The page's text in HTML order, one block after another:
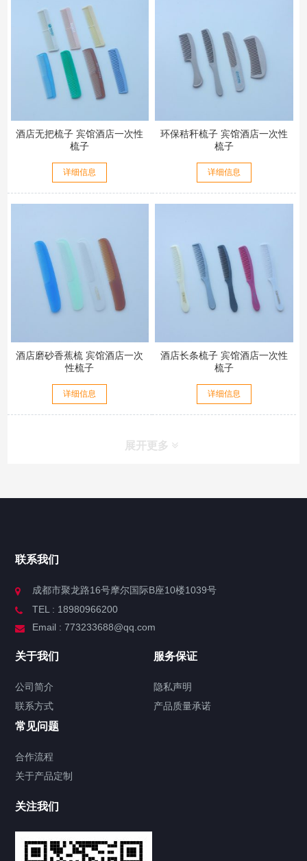
酒店无把梳子 宾馆酒店一次性
梳子
详细信息
环保秸秆梳子 宾馆酒店一次性
梳子
详细信息
酒店磨砂香蕉梳 宾馆酒店一次
性梳子
详细信息
酒店长条梳子 宾馆酒店一次性
梳子
详细信息
展开更多
联系我们
成都市聚龙路16号摩尔国际B座10楼1039号
TEL : 18980966200
Email : 773233688@qq.com
关于我们
公司简介
联系方式
服务保证
隐私声明
产品质量承诺
常见问题
合作流程
关于产品定制
关注我们